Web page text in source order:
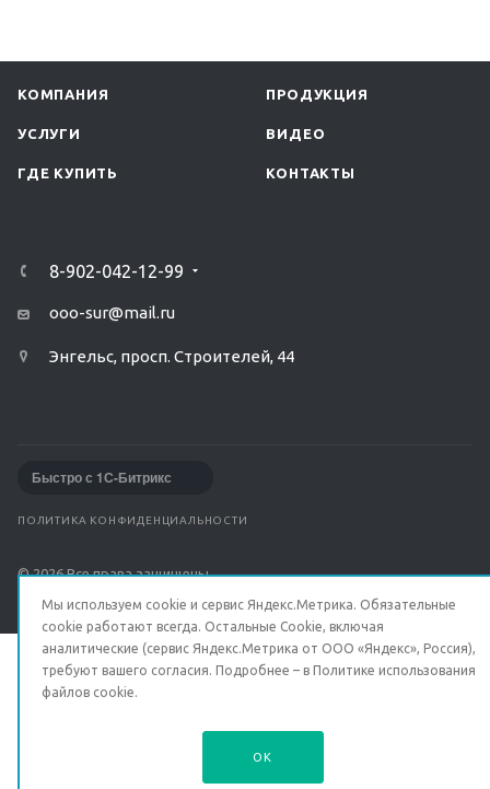
КОМПАНИЯ ПРОДУКЦИЯ
УСЛУГИ ВИДЕО
ГДЕ КУПИТЬ КОНТАКТЫ
8-902-042-12-99
ooo-sur@mail.ru
Энгельс, просп. Строителей, 44
Быстро с 1С-Битрикс
ПОЛИТИКА КОНФИДЕНЦИАЛЬНОСТИ
© 2026 Все права защищены.
Мы используем cookie и сервис Яндекс.Метрика. Обязательные
cookie работают всегда. Остальные Сookie, включая
аналитические (сервис Яндекс.Метрика от ООО «Яндекс», Россия),
требуют вашего согласия. Подробнее – в Политике использования
файлов cookie.
OK